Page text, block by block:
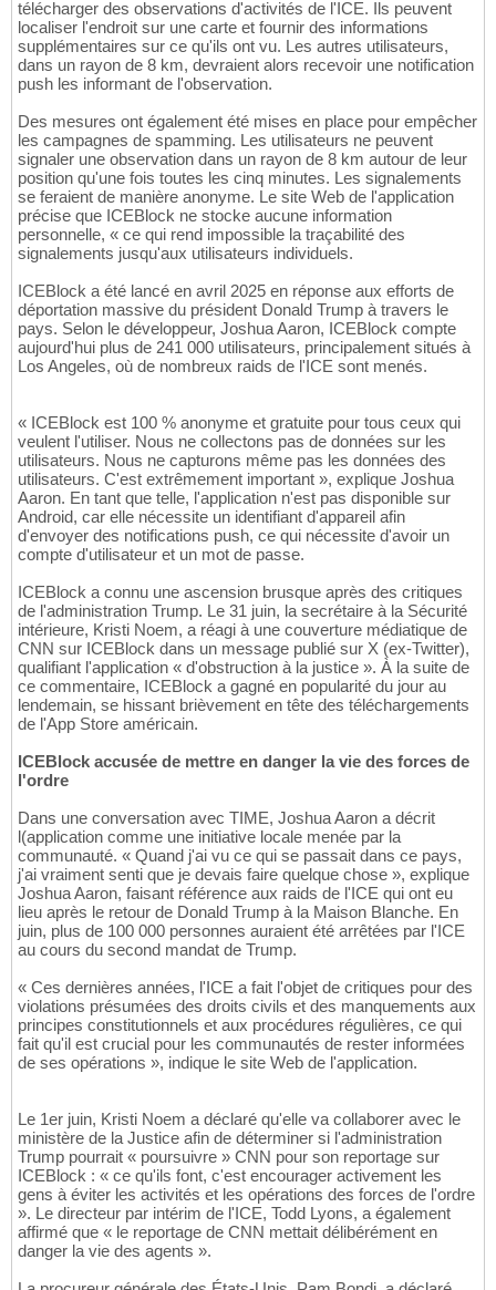
télécharger des observations d'activités de l'ICE. Ils peuvent
localiser l'endroit sur une carte et fournir des informations
supplémentaires sur ce qu'ils ont vu. Les autres utilisateurs,
dans un rayon de 8 km, devraient alors recevoir une notification
push les informant de l'observation.
Des mesures ont également été mises en place pour empêcher
les campagnes de spamming. Les utilisateurs ne peuvent
signaler une observation dans un rayon de 8 km autour de leur
position qu'une fois toutes les cinq minutes. Les signalements
se feraient de manière anonyme. Le site Web de l'application
précise que ICEBlock ne stocke aucune information
personnelle, « ce qui rend impossible la traçabilité des
signalements jusqu'aux utilisateurs individuels.
ICEBlock a été lancé en avril 2025 en réponse aux efforts de
déportation massive du président Donald Trump à travers le
pays. Selon le développeur, Joshua Aaron, ICEBlock compte
aujourd'hui plus de 241 000 utilisateurs, principalement situés à
Los Angeles, où de nombreux raids de l'ICE sont menés.
« ICEBlock est 100 % anonyme et gratuite pour tous ceux qui
veulent l'utiliser. Nous ne collectons pas de données sur les
utilisateurs. Nous ne capturons même pas les données des
utilisateurs. C'est extrêmement important », explique Joshua
Aaron. En tant que telle, l'application n'est pas disponible sur
Android, car elle nécessite un identifiant d'appareil afin
d'envoyer des notifications push, ce qui nécessite d'avoir un
compte d'utilisateur et un mot de passe.
ICEBlock a connu une ascension brusque après des critiques
de l'administration Trump. Le 31 juin, la secrétaire à la Sécurité
intérieure, Kristi Noem, a réagi à une couverture médiatique de
CNN sur ICEBlock dans un message publié sur X (ex-Twitter),
qualifiant l'application « d'obstruction à la justice ». À la suite de
ce commentaire, ICEBlock a gagné en popularité du jour au
lendemain, se hissant brièvement en tête des téléchargements
de l'App Store américain.
ICEBlock accusée de mettre en danger la vie des forces de
l'ordre
Dans une conversation avec TIME, Joshua Aaron a décrit
l(application comme une initiative locale menée par la
communauté. « Quand j'ai vu ce qui se passait dans ce pays,
j'ai vraiment senti que je devais faire quelque chose », explique
Joshua Aaron, faisant référence aux raids de l'ICE qui ont eu
lieu après le retour de Donald Trump à la Maison Blanche. En
juin, plus de 100 000 personnes auraient été arrêtées par l'ICE
au cours du second mandat de Trump.
« Ces dernières années, l'ICE a fait l'objet de critiques pour des
violations présumées des droits civils et des manquements aux
principes constitutionnels et aux procédures régulières, ce qui
fait qu'il est crucial pour les communautés de rester informées
de ses opérations », indique le site Web de l'application.
Le 1er juin, Kristi Noem a déclaré qu'elle va collaborer avec le
ministère de la Justice afin de déterminer si l'administration
Trump pourrait « poursuivre » CNN pour son reportage sur
ICEBlock : « ce qu'ils font, c'est encourager activement les
gens à éviter les activités et les opérations des forces de l'ordre
». Le directeur par intérim de l'ICE, Todd Lyons, a également
affirmé que « le reportage de CNN mettait délibérément en
danger la vie des agents ».